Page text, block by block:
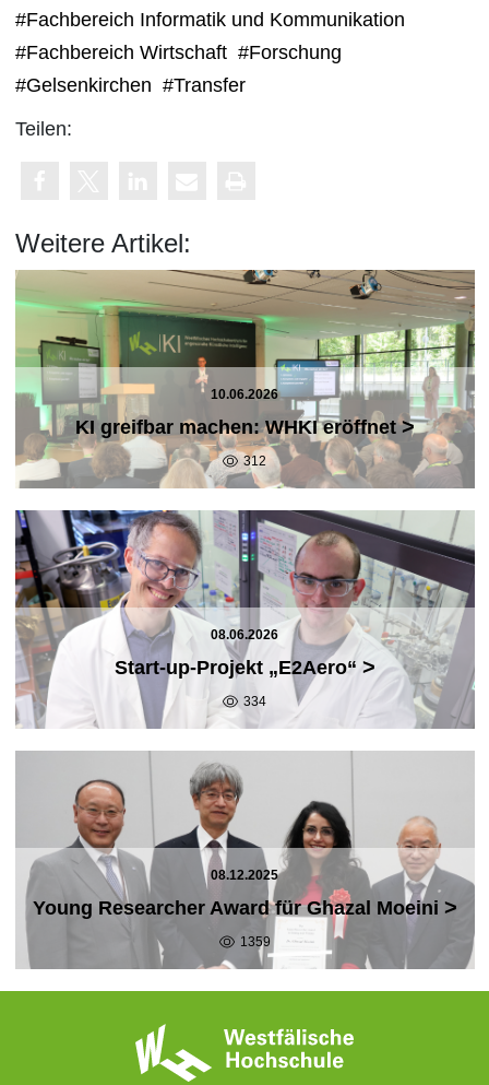
#Fachbereich Informatik und Kommunikation
#Fachbereich Wirtschaft #Forschung
#Gelsenkirchen #Transfer
Teilen:
Weitere Artikel:
10.06.2026
KI greifbar machen: WHKI eröffnet>
312
08.06.2026
Start-up-Projekt „E2Aero“ >
334
08.12.2025
Young Researcher Award für Ghazal Moeini >
1359